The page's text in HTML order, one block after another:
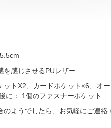
を感じさせるPUレザー
ットX2、カードポケット×6、オ
に： 1個のファスナーポケット
のようでしたら、お気軽にご連